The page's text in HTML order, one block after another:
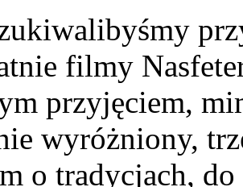
filmy
przyjęciem,
wyróżniony,
o tradycjach,